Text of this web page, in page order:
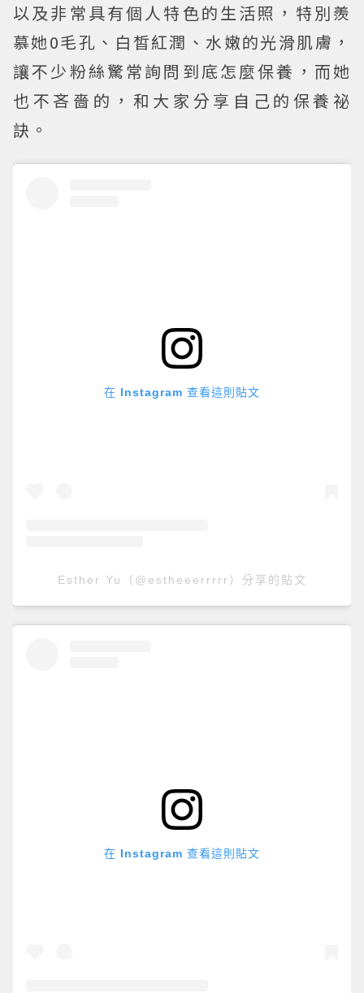
以及非常具有個人特色的生活照，特別羨
慕她0毛孔、白皙紅潤、水嫩的光滑肌膚，
讓不少粉絲驚常詢問到底怎麼保養，而她
也不吝嗇的，和大家分享自己的保養祕
訣。
在 Instagram 查看這則貼文
Esther Yu（@estheeerrrrr）分享的貼文
在 Instagram 查看這則貼文